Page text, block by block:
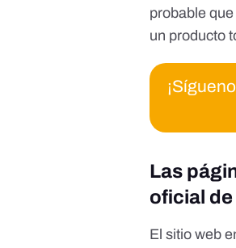
probable
un producto
Las
oficial de
El sitio web